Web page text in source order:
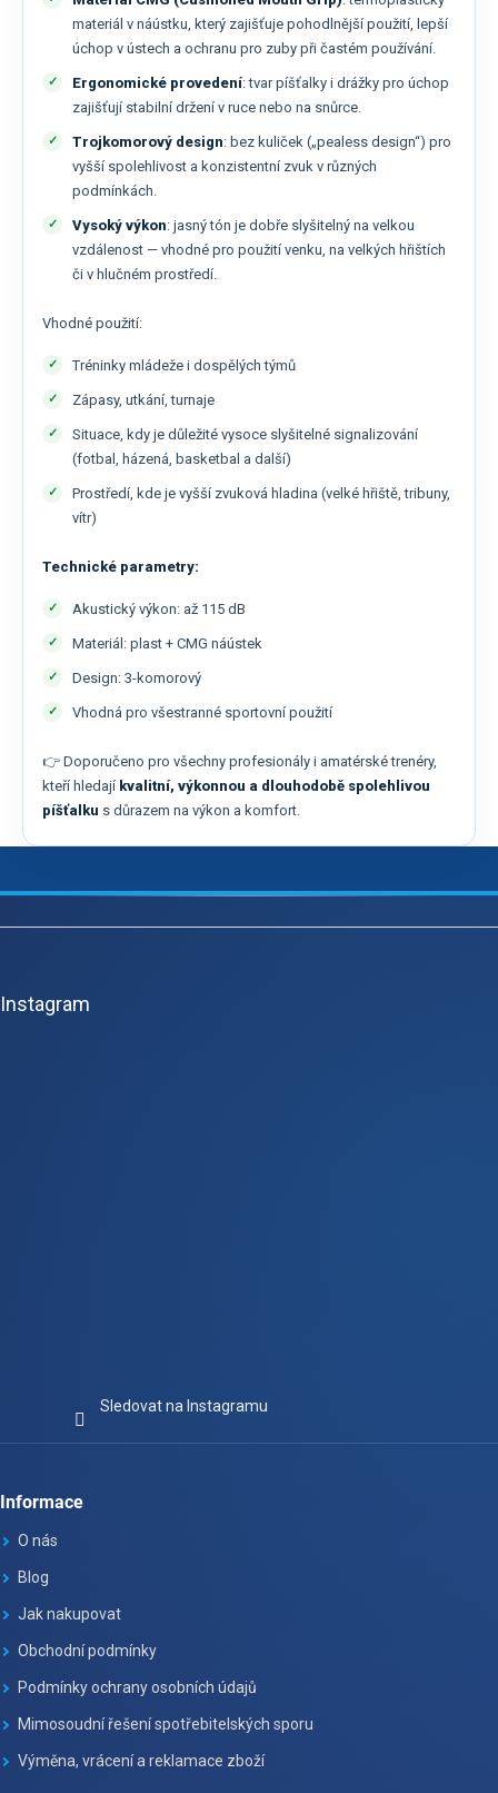
materiál v náústku, který zajišťuje pohodlnější použití, lepší
úchop v ústech a ochranu pro zuby při častém používání.
Ergonomické provedení: tvar píšťalky i drážky pro úchop
zajišťují stabilní držení v ruce nebo na snůrce.
Trojkomorový design: bez kuliček („pealess design“) pro
vyšší spolehlivost a konzistentní zvuk v různých
podmínkách.
Vysoký výkon: jasný tón je dobře slyšitelný na velkou
vzdálenost — vhodné pro použití venku, na velkých hřištích
či v hlučném prostředí.
Vhodné použití:
Tréninky mládeže i dospělých týmů
Zápasy, utkání, turnaje
Situace, kdy je důležité vysoce slyšitelné signalizování
(fotbal, házená, basketbal a další)
Prostředí, kde je vyšší zvuková hladina (velké hřiště, tribuny,
vítr)
Technické parametry:
Akustický výkon: až 115 dB
Materiál: plast + CMG náústek
Design: 3-komorový
Vhodná pro všestranné sportovní použití
👉 Doporučeno pro všechny profesionály i amatérské trenéry,
kteří hledají kvalitní, výkonnou a dlouhodobě spolehlivou
píšťalku s důrazem na výkon a komfort.
Z
Instagram
Sledovat na Instagramu
Informace
O nás
Blog
Jak nakupovat
Obchodní podmínky
Podmínky ochrany osobních údajů
Mimosoudní řešení spotřebitelských sporu
Výměna, vrácení a reklamace zboží